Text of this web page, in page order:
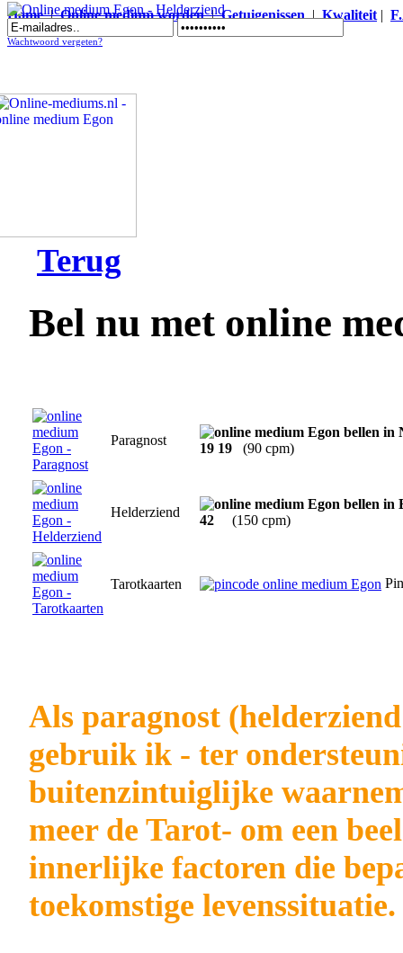
Home|Online medium worden|Getuigenissen|Kwaliteit |
Online medium Egon - Helderziend
Wachtwoord vergeten?
Terug
Bel nu met online
Paragnost
19 19 (90 cpm)
Helderziend
42 (150 cpm)
Tarotkaarten
Als paragnost
gebruik ik - ter
buitenzintuiglijke
meer de Tarot- om een
innerlijke factoren die
toekomstige levenssituatie.